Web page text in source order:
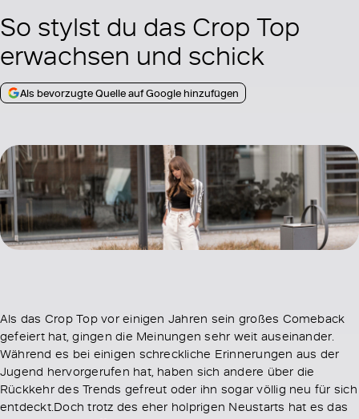
So stylst du das Crop Top
erwachsen und schick
Als bevorzugte Quelle auf Google hinzufügen
Als das Crop Top vor einigen Jahren sein großes Comeback
gefeiert hat, gingen die Meinungen sehr weit auseinander.
Während es bei einigen schreckliche Erinnerungen aus der
Jugend hervorgerufen hat, haben sich andere über die
Rückkehr des Trends gefreut oder ihn sogar völlig neu für sich
entdeckt.Doch trotz des eher holprigen Neustarts hat es das